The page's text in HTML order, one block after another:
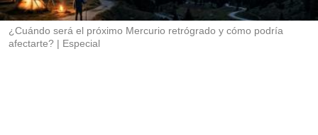
i
r
¿Cuándo será el próximo Mercurio retrógrado y cómo podría
afectarte?
Especial